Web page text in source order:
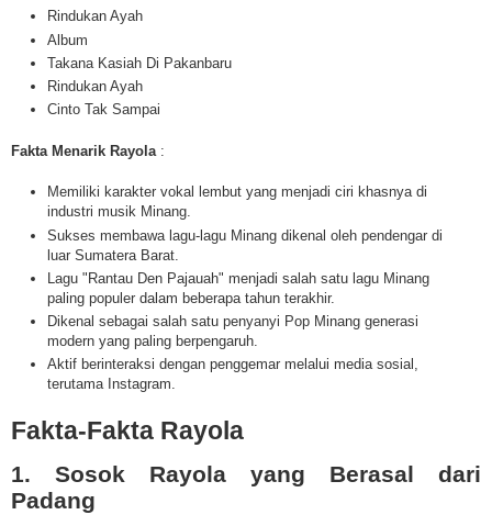
Rindukan Ayah
Album
Takana Kasiah Di Pakanbaru
Rindukan Ayah
Cinto Tak Sampai
Fakta Menarik Rayola :
Memiliki karakter vokal lembut yang menjadi ciri khasnya di
industri musik Minang.
Sukses membawa lagu-lagu Minang dikenal oleh pendengar di
luar Sumatera Barat.
Lagu "Rantau Den Pajauah" menjadi salah satu lagu Minang
paling populer dalam beberapa tahun terakhir.
Dikenal sebagai salah satu penyanyi Pop Minang generasi
modern yang paling berpengaruh.
Aktif berinteraksi dengan penggemar melalui media sosial,
terutama Instagram.
Fakta-Fakta Rayola
1. Sosok Rayola yang Berasal dari
Padang